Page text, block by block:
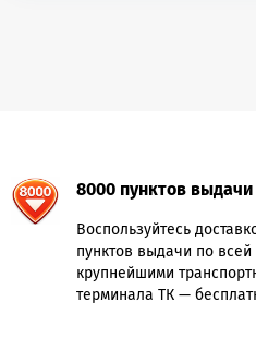
8000 пунктов
Воспользуйтесь
пунктов выдачи по
крупнейшими
терминала ТК —